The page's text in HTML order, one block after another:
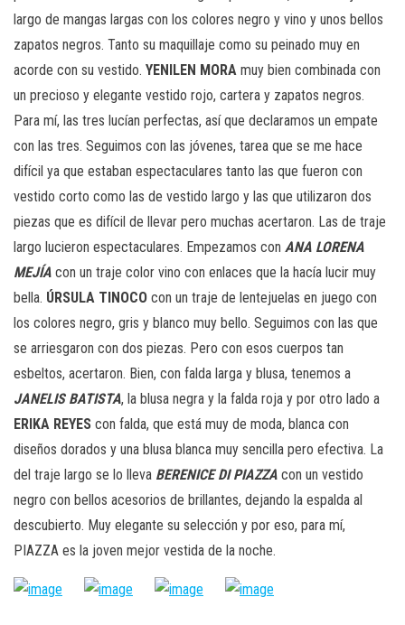
largo de mangas largas con los colores negro y vino y unos bellos
zapatos negros. Tanto su maquillaje como su peinado muy en
acorde con su vestido. YENILEN MORA muy bien combinada con
un precioso y elegante vestido rojo, cartera y zapatos negros.
Para mí, las tres lucían perfectas, así que declaramos un empate
con las tres. Seguimos con las jóvenes, tarea que se me hace
difícil ya que estaban espectaculares tanto las que fueron con
vestido corto como las de vestido largo y las que utilizaron dos
piezas que es difícil de llevar pero muchas acertaron. Las de traje
largo lucieron espectaculares. Empezamos con ANA LORENA
MEJÍA con un traje color vino con enlaces que la hacía lucir muy
bella. ÚRSULA TINOCO con un traje de lentejuelas en juego con
los colores negro, gris y blanco muy bello. Seguimos con las que
se arriesgaron con dos piezas. Pero con esos cuerpos tan
esbeltos, acertaron. Bien, con falda larga y blusa, tenemos a
JANELIS BATISTA, la blusa negra y la falda roja y por otro lado a
ERIKA REYES con falda, que está muy de moda, blanca con
diseños dorados y una blusa blanca muy sencilla pero efectiva. La
del traje largo se lo lleva BERENICE DI PIAZZA con un vestido
negro con bellos acesorios de brillantes, dejando la espalda al
descubierto. Muy elegante su selección y por eso, para mí,
PIAZZA es la joven mejor vestida de la noche.